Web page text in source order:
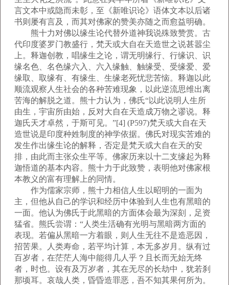
言文本中或隐而未彰，至《新唯识论》语体文本以后诸
书则屡有言及，而其对佛家的赞美亦随之而愈益明确。
熊十力对佛以缘生论代替外道神我说殊致赞赏。古
代印度婆罗门教盛行，梵天或大自在天造世之说甚嚣尘
上。释迦创教，唱缘生之论，谓无明缘行、行缘识、识
缘名色、名色缘六入、六入缘触、触缘受、受缘爱、爱
缘取、取缘有、有缘生、生缘老死忧悲苦恼。释迦以此
顺流观察人生社会的各种苦难现象，以此逆流思维出离
苦海的解脱之道。熊十力认为，佛氏“以此说明人生所
由生，宇宙所由始，反对大自在天造成万物之谬说。释
迦氏天才卓然，于斯可见。”[4] (P597)梵天或大自在天
造世说是印度种姓制度的神学依据。佛氏对现实苦难的
发生作出缘生论的解释，否定是梵天或大自在天的安
排，由此而主张众生平等。佛家历来以十二支缘起为释
迦悟道的基本内容。熊十力于此致赞，表明他对佛家根
本教义的富有理解上的同情。
作为儒家宗师，熊十力相信人生以昭明的一面为
主，但他从自己的学识和经历中体验到人生也有黑暗的
一面。他认为佛氏于此黑暗的方面体会最为深刻，足资
猛省。熊氏尝谓：“人类生活确有光明与黑暗两方面的
表现。若偏从黑暗一方着眼，则人生无往不是造恶因，
招苦果。人类寿命，若平均计算，本无多岁月。纵有过
百岁者，在茫茫人海中能得几人乎？且长而无始无终
者，时也。设有及万岁者，其在无尽的长劫中，犹若刹
那顷耳。哀哉人类，昏昏造罪恶，吾不知其果何所为。